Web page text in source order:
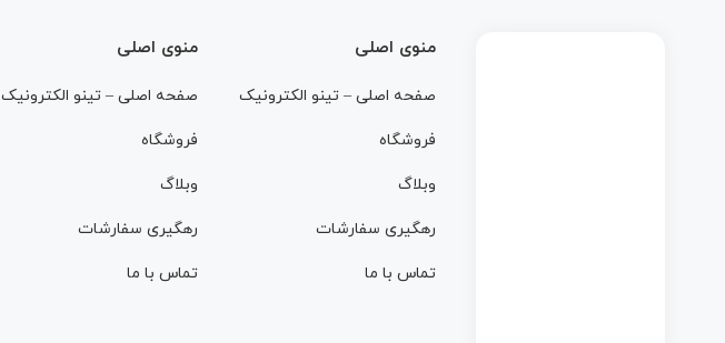
منوی اصلی
صفحه اصلی – تینو الکترونیک
فروشگاه
وبلاگ
رهگیری سفارشات
تماس با ما
منوی اصلی
صفحه اصلی – تینو الکترونیک
فروشگاه
وبلاگ
رهگیری سفارشات
تماس با ما